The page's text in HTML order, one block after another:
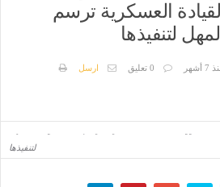
العسكرية ترسم
لتنفيذها
أشهر 0 تعليق
ارسل
لتنفيذها